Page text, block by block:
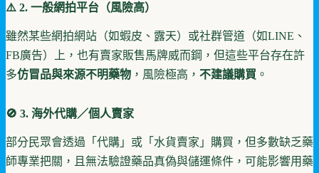
⚠️ 2. 一般網拍平台（風險高）
雖然某些網拍網站（如蝦皮、露天）或社群管道（如LINE、
FB廣告）上，也有賣家販售馬牌威而鋼，但這些平台存在許
多仿冒品與來源不明藥物 ，風險極高， 不建議購買 。
🚫 3. 海外代購／個人賣家
部分民眾會透過「代購」或「水貨賣家」購買，但多數缺乏藥
師專業把關，且無法驗證藥品真偽與儲運條件，可能影響用藥